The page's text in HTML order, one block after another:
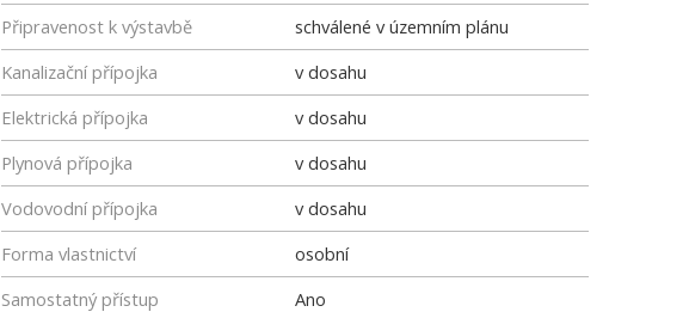
Připravenost k výstavbě
schválené v územním plánu
Kanalizační přípojka
v dosahu
Elektrická přípojka
v dosahu
Plynová přípojka
v dosahu
Vodovodní přípojka
v dosahu
Forma vlastnictví
osobní
Samostatný přístup
Ano